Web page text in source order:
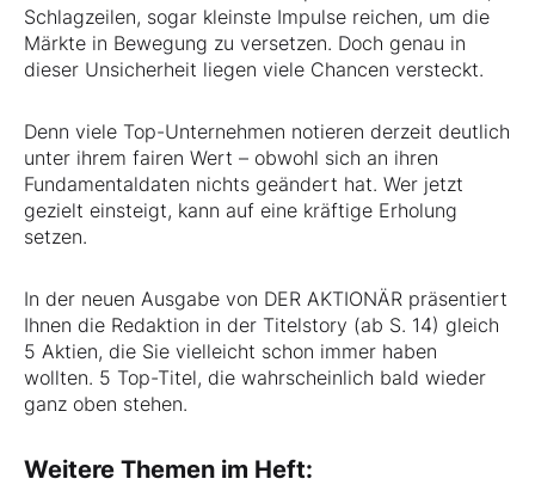
Schlagzeilen, sogar kleinste Impulse reichen, um die
Märkte in Bewegung zu versetzen. Doch genau in
dieser Unsicherheit liegen viele Chancen versteckt.
Denn viele Top-Unternehmen notieren derzeit deutlich
unter ihrem fairen Wert – obwohl sich an ihren
Fundamentaldaten nichts geändert hat. Wer jetzt
gezielt einsteigt, kann auf eine kräftige Erholung
setzen.
In der neuen Ausgabe von DER AKTIONÄR präsentiert
Ihnen die Redaktion in der Titelstory (ab S. 14) gleich
5 Aktien, die Sie vielleicht schon immer haben
wollten. 5 Top-Titel, die wahrscheinlich bald wieder
ganz oben stehen.
Weitere Themen im Heft: